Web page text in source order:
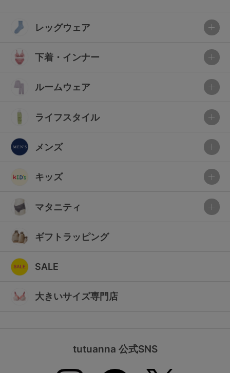
レッグウェア
下着・インナー
ルームウェア
ライフスタイル
メンズ
キッズ
マタニティ
ギフトラッピング
SALE
大きいサイズ専門店
tutuanna 公式SNS